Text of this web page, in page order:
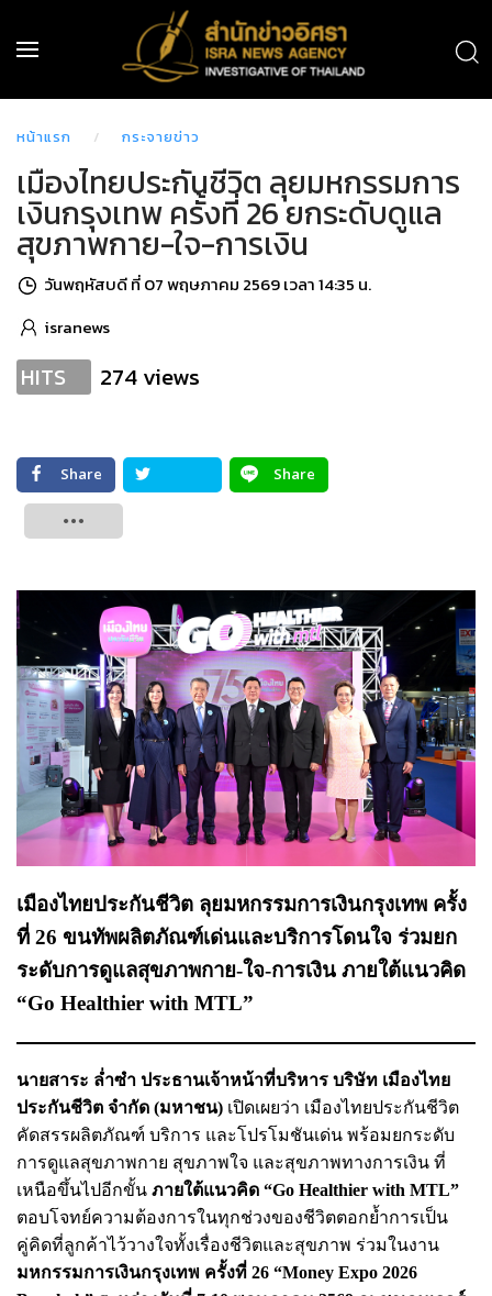
หน้าแรก กระจายข่าว
เมืองไทยประกันชีวิต ลุยมหกรรมการ
เงินกรุงเทพ ครั้งที่ 26 ยกระดับดูแล
สุขภาพกาย-ใจ-การเงิน
วันพฤหัสบดี ที่ 07 พฤษภาคม 2569 เวลา 14:35 น.
isranews
HITS 274 views
Share
Share
เมืองไทยประกันชีวิต ลุยมหกรรมการเงินกรุงเทพ ครั้ง
ที่ 26 ขนทัพผลิตภัณฑ์เด่นและบริการโดนใจ ร่วมยก
ระดับการดูแลสุขภาพกาย-ใจ-การเงิน ภายใต้แนวคิด
“Go Healthier with MTL”
นายสาระ ล่ำซำ ประธานเจ้าหน้าที่บริหาร บริษัท เมืองไทย
ประกันชีวิต จำกัด (มหาชน) เปิดเผยว่า เมืองไทยประกันชีวิต
คัดสรรผลิตภัณฑ์ บริการ และโปรโมชันเด่น พร้อมยกระดับ
การดูแลสุขภาพกาย สุขภาพใจ และสุขภาพทางการเงิน ที่
เหนือขึ้นไปอีกขั้น ภายใต้แนวคิด “Go Healthier with MTL”
ตอบโจทย์ความต้องการในทุกช่วงของชีวิตตอกย้ำการเป็น
คู่คิดที่ลูกค้าไว้วางใจทั้งเรื่องชีวิตและสุขภาพ ร่วมในงาน
มหกรรมการเงินกรุงเทพ ครั้งที่ 26 “Money Expo 2026